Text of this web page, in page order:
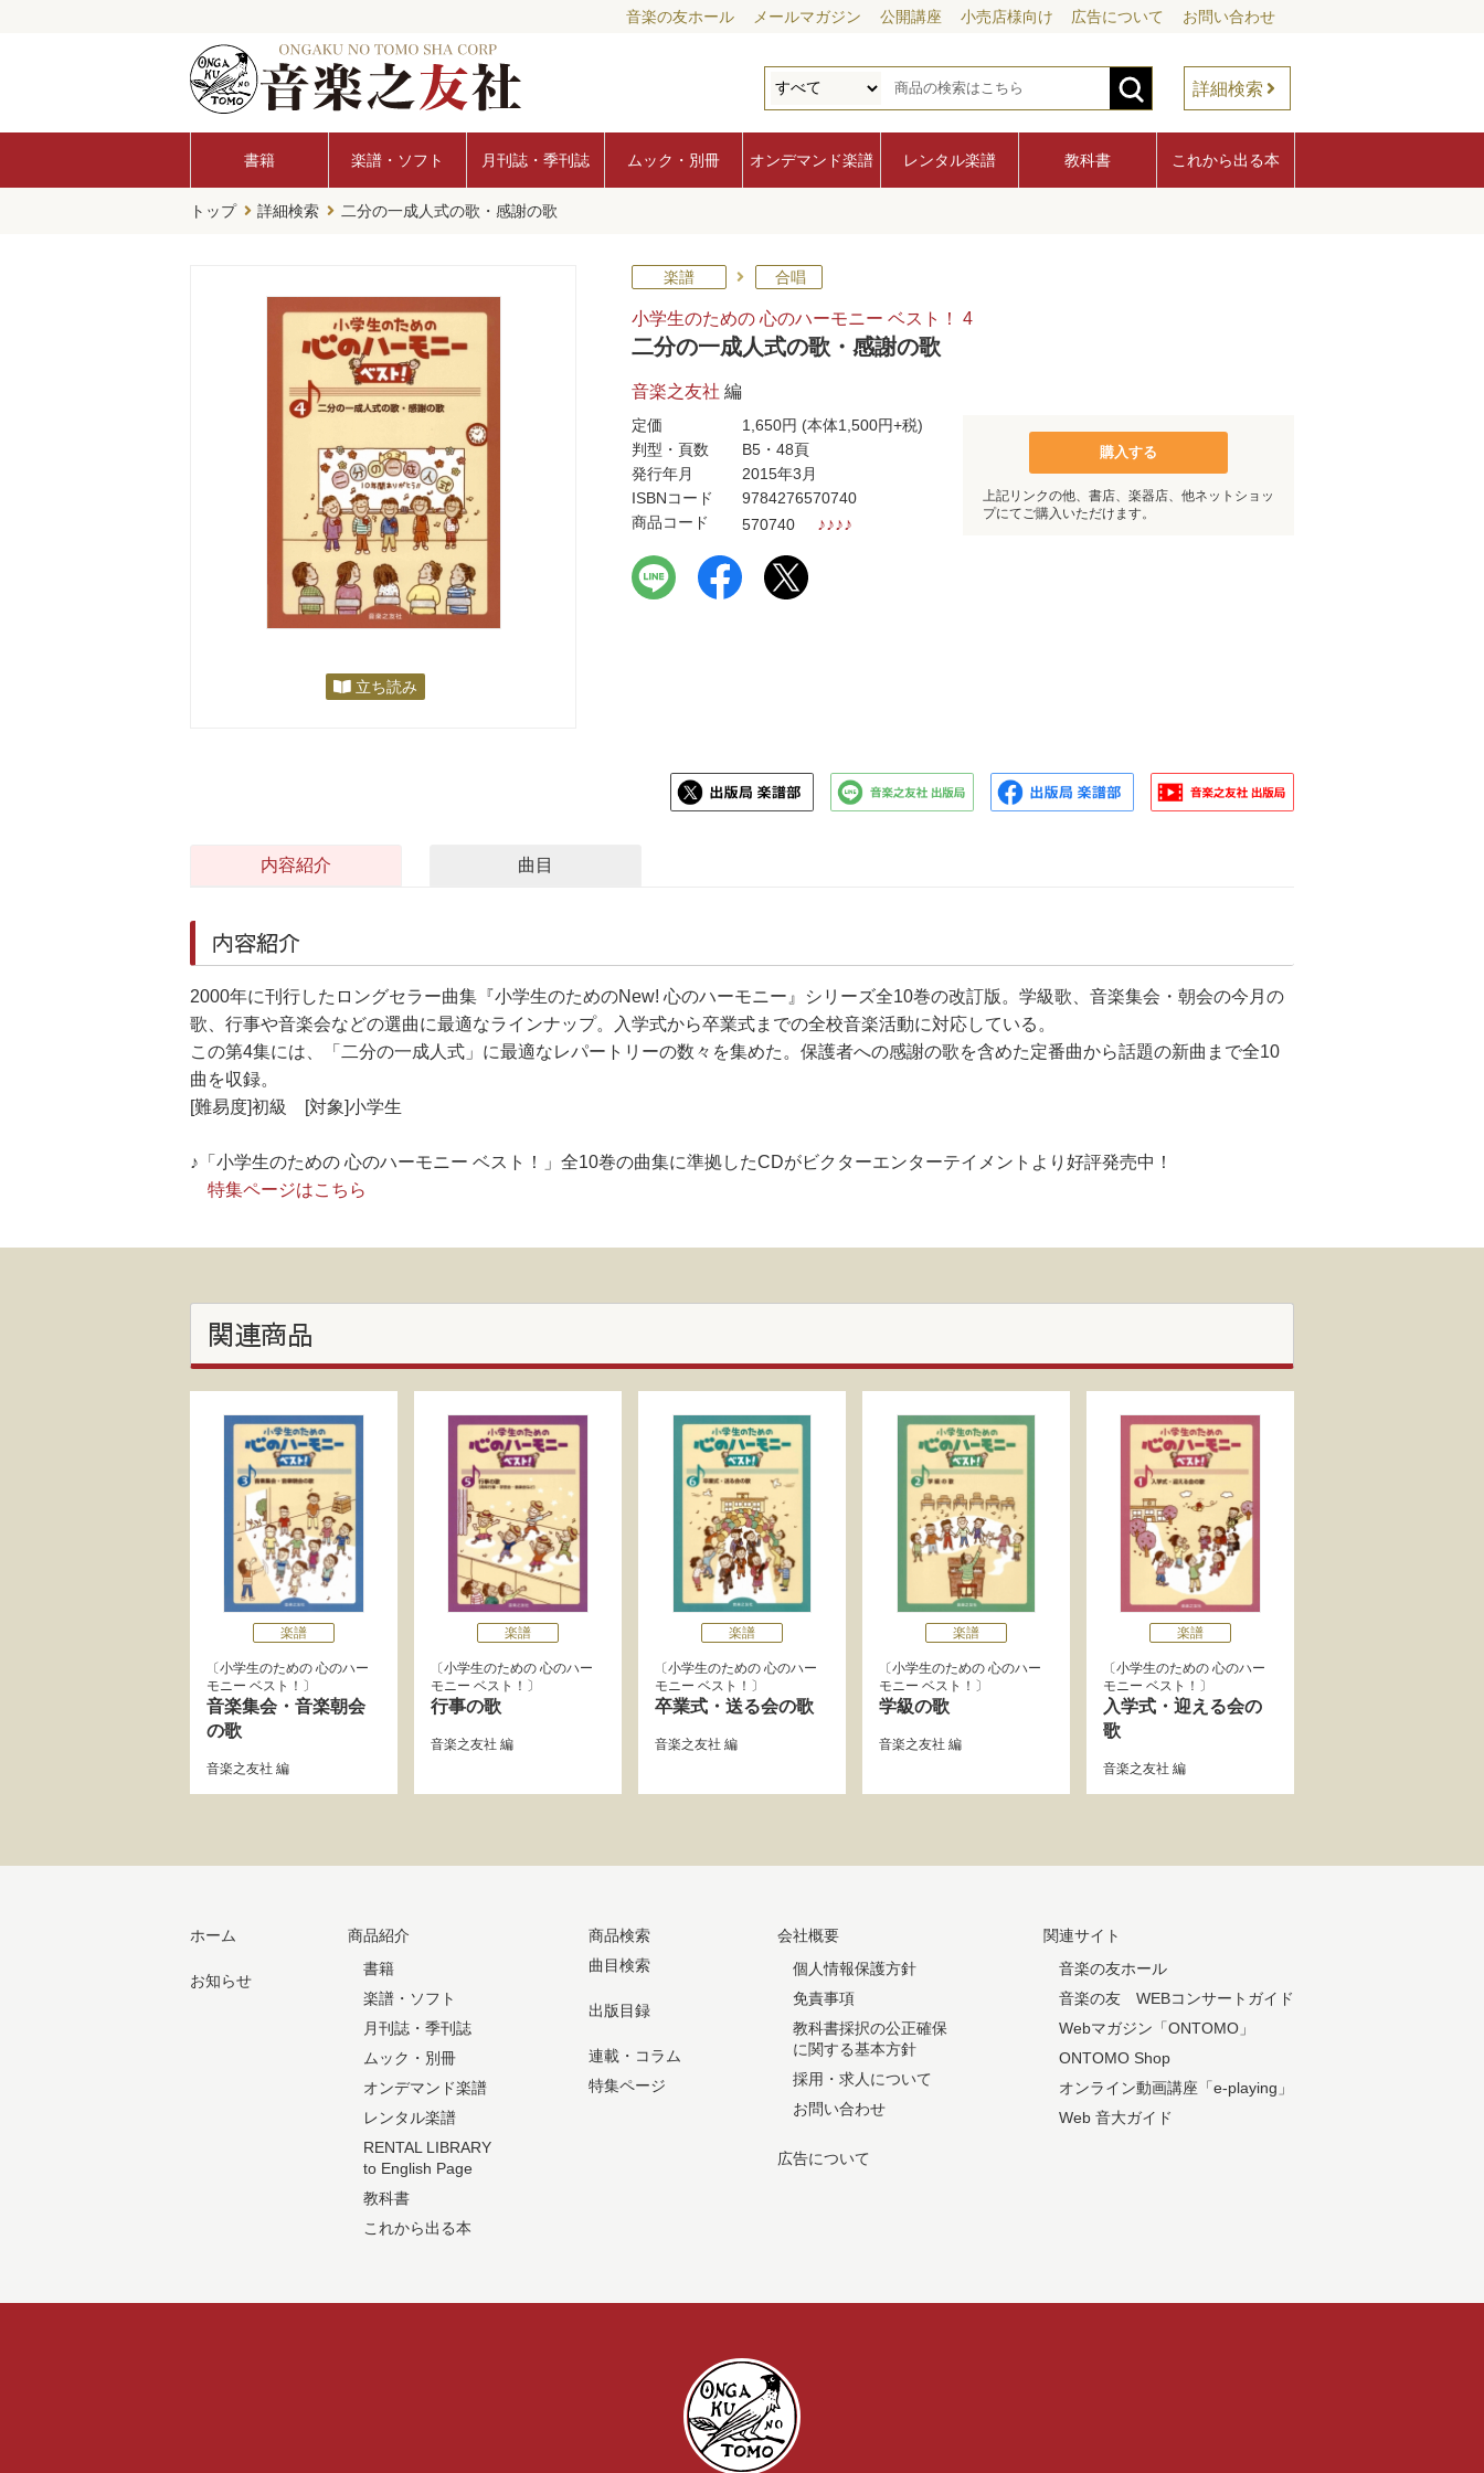
音楽の友ホール メールマガジン 公開講座 小売店様向け 広告について お問い合わせ
詳細検索
書籍 楽譜・ソフト 月刊誌・季刊誌 ムック・別冊 オンデマンド楽譜 レンタル楽譜 教科書 これから出る本
トップ 詳細検索 二分の一成人式の歌・感謝の歌
立ち読み
楽譜 合唱
小学生のための 心のハーモニー ベスト！ 4
二分の一成人式の歌・感謝の歌
音楽之友社 編
定価 1,650円 (本体1,500円+税)
判型・頁数
B5・48頁
発行年月
2015年3月
ISBNコード
9784276570740
商品コード
570740 ♪♪♪♪
購入する
上記リンクの他、書店、楽器店、他ネットショッ
プにてご購入いただけます。
内容紹介 曲目
内容紹介
2000年に刊行したロングセラー曲集『小学生のためのNew! 心のハーモニー』シリーズ全10巻の改訂版。学級歌、音楽集会・朝会の今月の
歌、行事や音楽会などの選曲に最適なラインナップ。入学式から卒業式までの全校音楽活動に対応している。
この第4集には、「二分の一成人式」に最適なレパートリーの数々を集めた。保護者への感謝の歌を含めた定番曲から話題の新曲まで全10
曲を収録。
[難易度]初級 [対象]小学生
♪「小学生のための 心のハーモニー ベスト！」全10巻の曲集に準拠したCDがビクターエンターテイメントより好評発売中！
特集ページはこちら
関連商品
楽譜
小学生のための 心のハー
モニー ベスト！
音楽集会・音楽朝会
の歌
音楽之友社 編
楽譜
小学生のための 心のハー
モニー ベスト！
行事の歌
音楽之友社 編
楽譜
小学生のための 心のハー
モニー ベスト！
卒業式・送る会の歌
音楽之友社 編
楽譜
小学生のための 心のハー
モニー ベスト！
学級の歌
音楽之友社 編
楽譜
小学生のための 心のハー
モニー ベスト！
入学式・迎える会の
歌
音楽之友社 編
ホーム
お知らせ
商品紹介
書籍
楽譜・ソフト
月刊誌・季刊誌
ムック・別冊
オンデマンド楽譜
レンタル楽譜
RENTAL LIBRARY
to English Page
教科書
これから出る本
商品検索
曲目検索
出版目録
連載・コラム
特集ページ
会社概要
個人情報保護方針
免責事項
教科書採択の公正確保
に関する基本方針
採用・求人について
お問い合わせ
広告について
関連サイト
音楽の友ホール
音楽の友 WEBコンサートガイド
Webマガジン「ONTOMO」
ONTOMO Shop
オンライン動画講座「e-playing」
Web 音大ガイド